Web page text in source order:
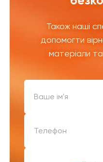
Також наші
допомогти
матеріали